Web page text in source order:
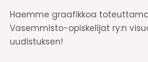
Haemme graafikkoa
Vasemmisto-opiskelijat ry:n
uudistuksen!